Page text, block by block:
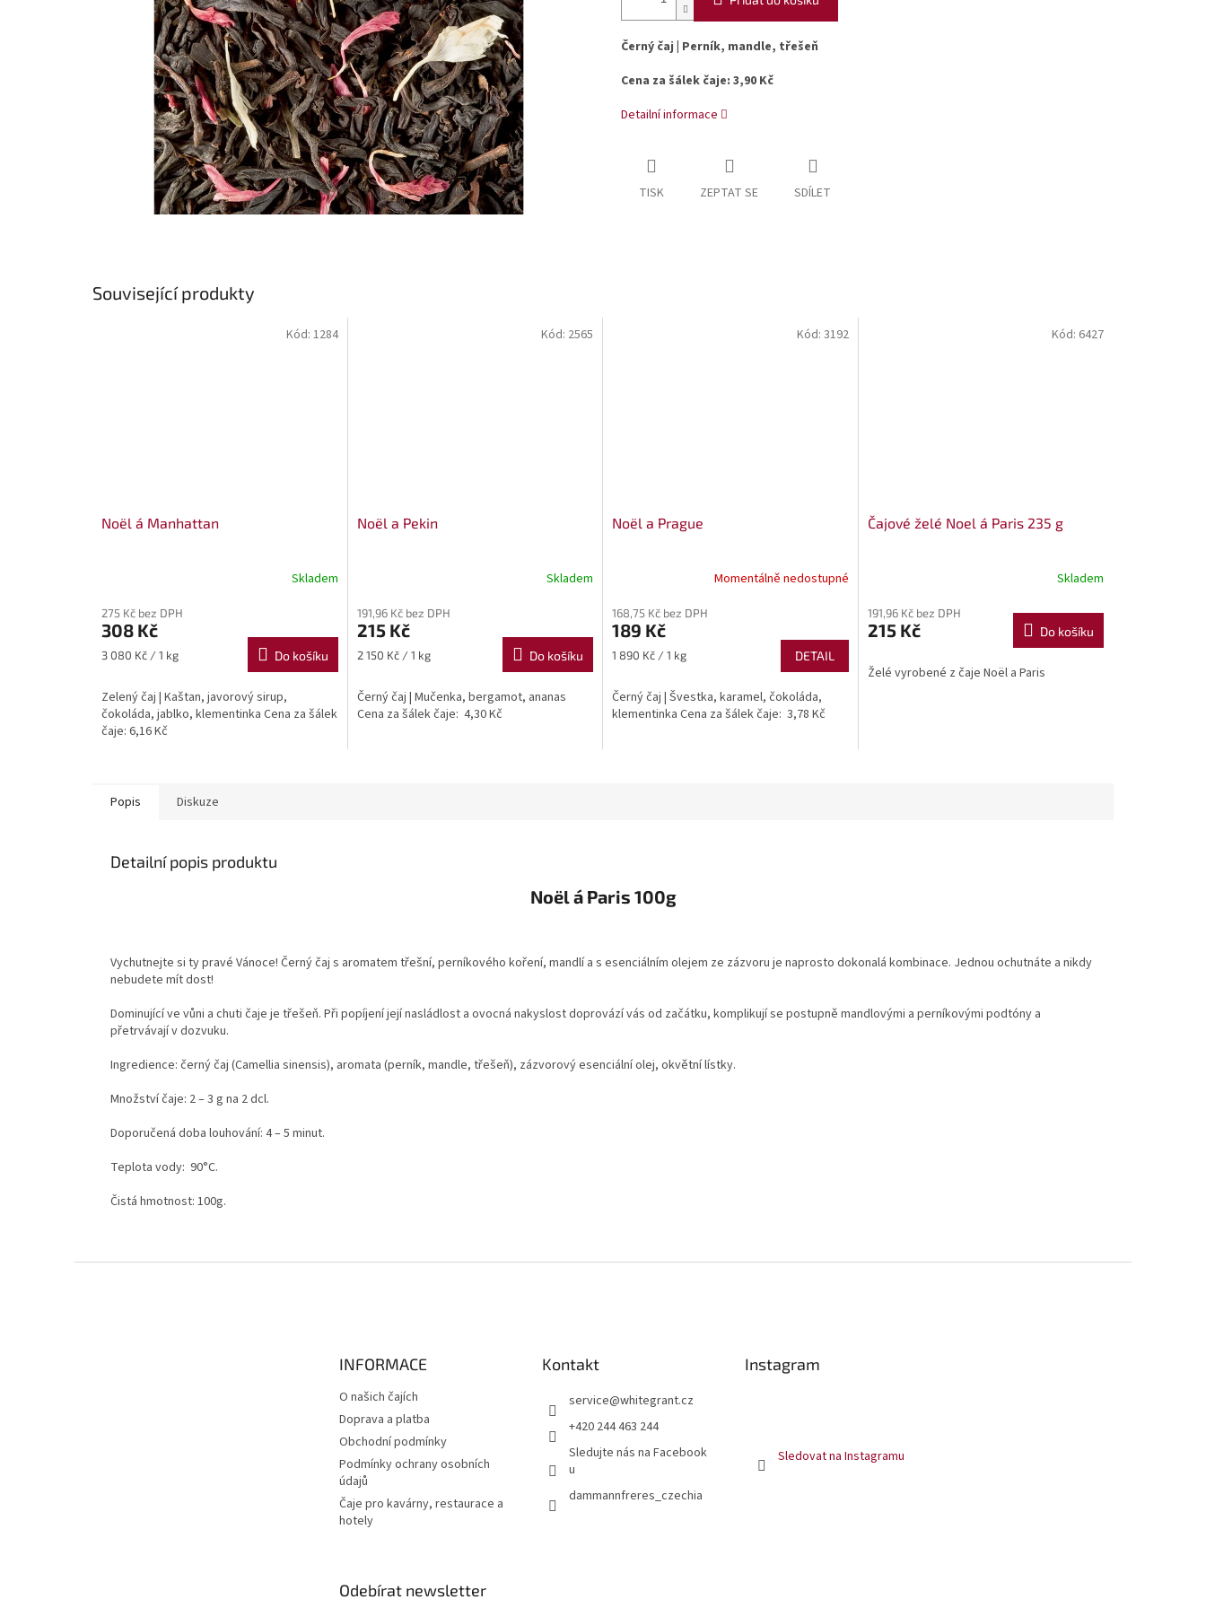
Černý čaj | Perník, mandle, třešeň
Cena za šálek čaje: 3,90 Kč
Detailní informace
TISK ZEPTAT SE SDÍLET
Související produkty
Noël á Manhattan
Skladem
275 Kč bez DPH
308 Kč
Měrná
3 080 Kč / 1 kg Do košíku
Zelený čaj | Kaštan, javorový sirup,
čokoláda, jablko, klementinka Cena za šálek
čaje: 6,16 Kč
Kód: 1284
Noël a Pekin
Skladem
191,96 Kč bez DPH
215 Kč
Měrná
2 150 Kč / 1 kg Do košíku
Černý čaj | Mučenka, bergamot, ananas
Cena za šálek čaje: 4,30 Kč
Kód: 2565
Noël a Prague
Momentálně nedostupné
168,75 Kč bez DPH
189 Kč
Měrná
1 890 Kč / 1 kg DETAIL
Černý čaj | Švestka, karamel, čokoláda,
klementinka Cena za šálek čaje: 3,78 Kč
Kód: 3192
Čajové želé Noel á Paris 235 g
Skladem
191,96 Kč bez DPH
215 Kč Do košíku
Želé vyrobené z čaje Noël a Paris
Kód: 6427
Popis Diskuze
Detailní popis produktu
Noël á Paris 100g
Vychutnejte si ty pravé Vánoce! Černý čaj s aromatem třešní, perníkového koření, mandlí a s esenciálním olejem ze zázvoru je naprosto dokonalá kombinace. Jednou ochutnáte a nikdy
nebudete mít dost!
Dominující ve vůni a chuti čaje je třešeň. Při popíjení její nasládlost a ovocná nakyslost doprovází vás od začátku, komplikují se postupně mandlovými a perníkovými podtóny a
přetrvávají v dozvuku.
Ingredience: černý čaj (Camellia sinensis), aromata (perník, mandle, třešeň), zázvorový esenciální olej, okvětní lístky.
Množství čaje: 2 – 3 g na 2 dcl.
Doporučená doba louhování: 4 – 5 minut.
Teplota vody: 90°C.
Čistá hmotnost: 100g.
INFORMACE
O našich čajích
Doprava a platba
Obchodní podmínky
Podmínky ochrany osobních
údajů
Čaje pro kavárny, restaurace a
hotely
Kontakt
service@whitegrant.cz
+420 244 463 244
Sledujte nás na Facebook
u
dammannfreres_czechia
Instagram
Sledovat na Instagramu
Odebírat newsletter